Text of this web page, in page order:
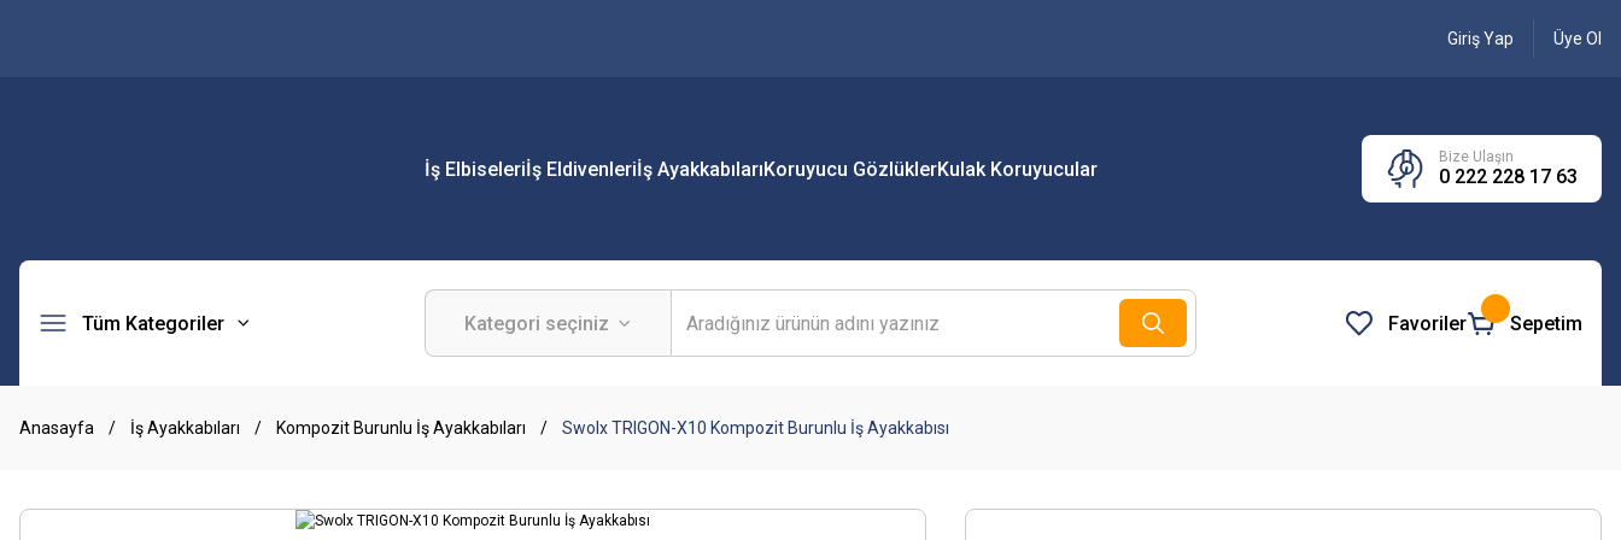
Giriş Yap Üye Ol
İş Elbiseleriİş Eldivenleriİş AyakkabılarıKoruyucu GözlüklerKulak Koruyucular
Bize Ulaşın
0 222 228 17 63
Tüm Kategoriler Favoriler Sepetim
Anasayfa İş Ayakkabıları Kompozit Burunlu İş Ayakkabıları Swolx TRIGON-X10 Kompozit Burunlu İş Ayakkabısı